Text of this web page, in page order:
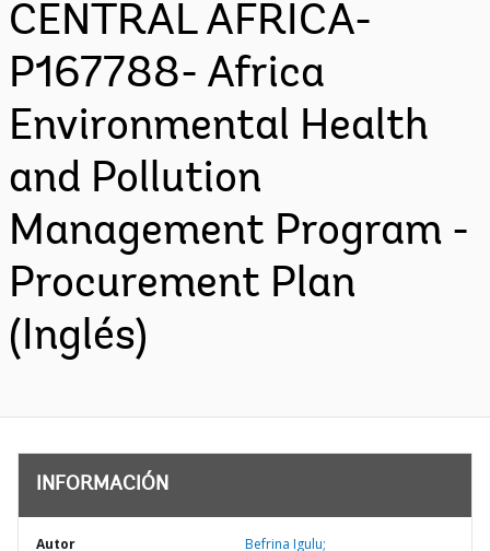
CENTRAL AFRICA-
P167788- Africa
Environmental Health
and Pollution
Management Program -
Procurement Plan
(Inglés)
INFORMACIÓN
Autor Befrina Igulu;